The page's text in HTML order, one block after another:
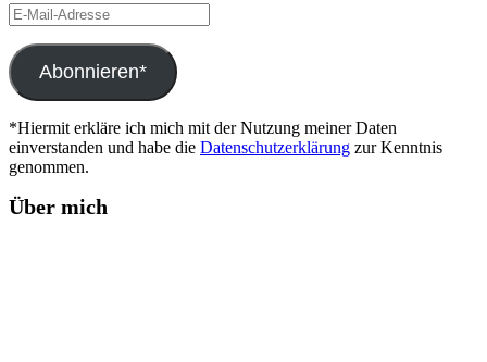
E-
Mail-
Adresse
Abonnieren*
*Hiermit erkläre ich mich mit der Nutzung meiner Daten
einverstanden und habe die Datenschutzerklärung zur Kenntnis
genommen.
Über mich